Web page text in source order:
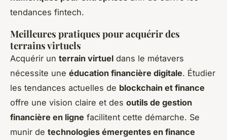
tendances fintech.
Meilleures pratiques pour acquérir des
terrains virtuels
Acquérir un terrain virtuel dans le métavers
nécessite une éducation financière digitale. Étudier
les tendances actuelles de blockchain et finance
offre une vision claire et des outils de gestion
financière en ligne facilitent cette démarche. Se
munir de technologies émergentes en finance